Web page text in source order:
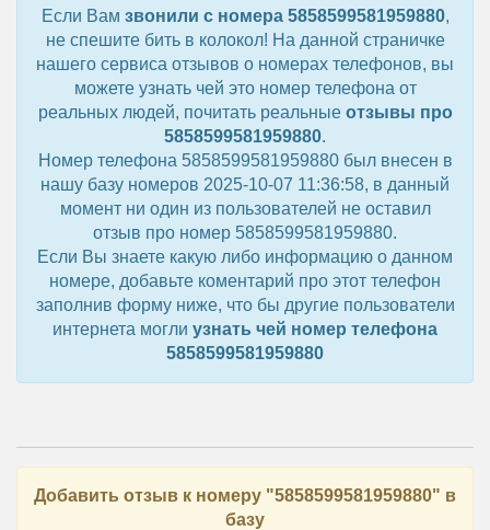
Если Вам звонили с номера 5858599581959880,
не спешите бить в колокол! На данной страничке
нашего сервиса отзывов о номерах телефонов, вы
можете узнать чей это номер телефона от
реальных людей, почитать реальные отзывы про
5858599581959880.
Номер телефона 5858599581959880 был внесен в
нашу базу номеров 2025-10-07 11:36:58, в данный
момент ни один из пользователей не оставил
отзыв про номер 5858599581959880.
Если Вы знаете какую либо информацию о данном
номере, добавьте коментарий про этот телефон
заполнив форму ниже, что бы другие пользователи
интернета могли узнать чей номер телефона
5858599581959880
Добавить отзыв к номеру "5858599581959880" в
базу